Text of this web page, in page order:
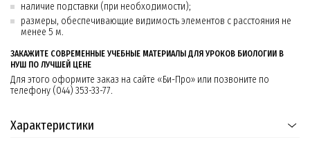
наличие подставки (при необходимости);
размеры, обеспечивающие видимость элементов с расстояния не
менее 5 м.
ЗАКАЖИТЕ СОВРЕМЕННЫЕ УЧЕБНЫЕ МАТЕРИАЛЫ ДЛЯ УРОКОВ БИОЛОГИИ В
НУШ ПО ЛУЧШЕЙ ЦЕНЕ
Для этого оформите заказ на сайте «Би-Про» или позвоните по
телефону (044) 353-33-77.
Характеристики